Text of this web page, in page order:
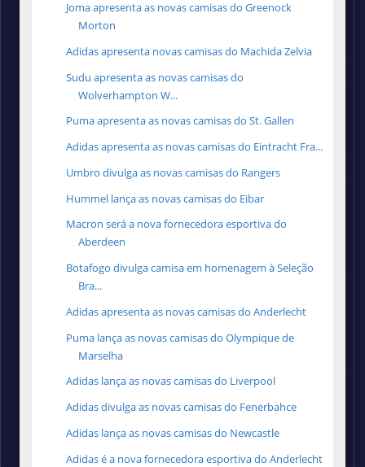
Joma apresenta as novas camisas do Greenock
Morton
Adidas apresenta novas camisas do Machida Zelvia
Sudu apresenta as novas camisas do
Wolverhampton W...
Puma apresenta as novas camisas do St. Gallen
Adidas apresenta as novas camisas do Eintracht Fra...
Umbro divulga as novas camisas do Rangers
Hummel lança as novas camisas do Eibar
Macron será a nova fornecedora esportiva do
Aberdeen
Botafogo divulga camisa em homenagem à Seleção
Bra...
Adidas apresenta as novas camisas do Anderlecht
Puma lança as novas camisas do Olympique de
Marselha
Adidas lança as novas camisas do Liverpool
Adidas divulga as novas camisas do Fenerbahce
Adidas lança as novas camisas do Newcastle
Adidas é a nova fornecedora esportiva do Anderlecht